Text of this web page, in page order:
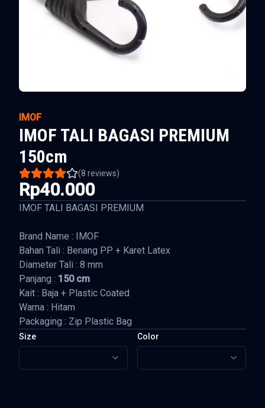
IMOF
IMOF TALI BAGASI PREMIUM
150cm
(8 reviews)
Rp40.000
IMOF TALI BAGASI PREMIUM
Brand Name : IMOF
Bahan Tali : Benang PP + Karet Latex
Diameter Tali : 8 mm
Panjang : 150 cm
Kait : Baja + Plastic Coated
Warna : Hitam
Packaging : Zip Plastic Bag
Size Color